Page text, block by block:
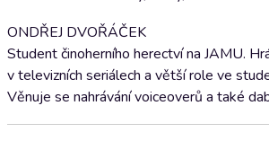
ONDŘEJ DVOŘÁČEK
Student činoherního herectví na JAMU.
v televizních seriálech a větší role ve
Věnuje se nahrávání voiceoverů a také